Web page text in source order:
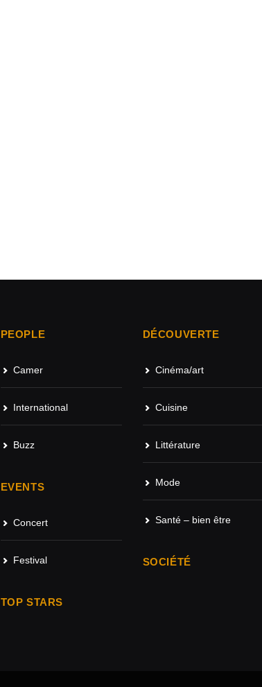
PEOPLE
Camer
International
Buzz
EVENTS
Concert
Festival
TOP STARS
DÉCOUVERTE
Cinéma/art
Cuisine
Littérature
Mode
Santé – bien être
SOCIÉTÉ